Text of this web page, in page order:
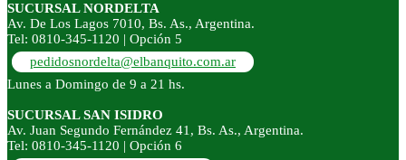
SUCURSAL NORDELTA
Av. De Los Lagos 7010, Bs. As., Argentina.
Tel: 0810-345-1120 | Opción 5
pedidosnordelta@elbanquito.com.ar
Lunes a Domingo de 9 a 21 hs.
SUCURSAL SAN ISIDRO
Av. Juan Segundo Fernández 41, Bs. As., Argentina.
Tel: 0810-345-1120 | Opción 6